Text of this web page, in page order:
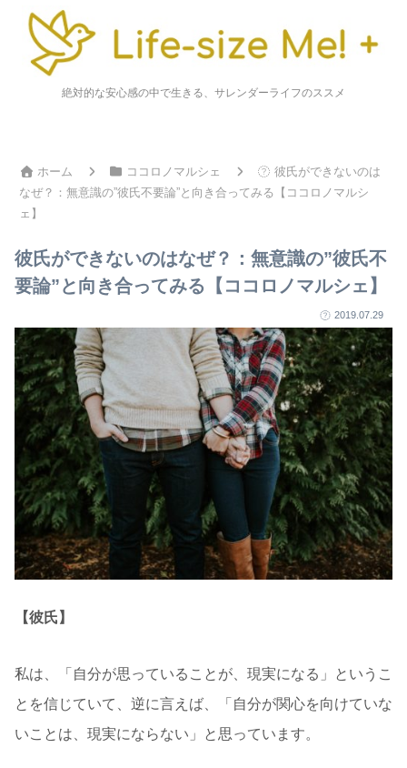
絶対的な安心感の中で生きる、サレンダーライフのススメ
ホーム ココロノマルシェ
彼氏ができないのは
なぜ？：無意識の”彼氏不要論”と向き合ってみる【ココロノマルシ
ェ】
彼氏ができないのはなぜ？：無意識の”彼氏不
要論”と向き合ってみる【ココロノマルシェ】
2019.07.29
【彼氏】
私は、「自分が思っていることが、現実になる」というこ
とを信じていて、逆に言えば、「自分が関心を向けていな
いことは、現実にならない」と思っています。